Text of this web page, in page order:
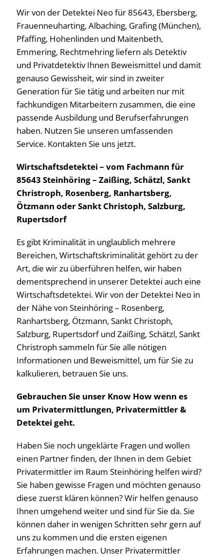
Wir von der Detektei Neo für 85643, Ebersberg,
Frauenneuharting, Albaching, Grafing (München),
Pfaffing, Hohenlinden und Maitenbeth,
Emmering, Rechtmehring liefern als Detektiv
und Privatdetektiv Ihnen Beweismittel und damit
genauso Gewissheit, wir sind in zweiter
Generation für Sie tätig und arbeiten nur mit
fachkundigen Mitarbeitern zusammen, die eine
passende Ausbildung und Berufserfahrungen
haben. Nutzen Sie unseren umfassenden
Service. Kontakten Sie uns jetzt.
Wirtschaftsdetektei – vom Fachmann für
85643 Steinhöring – Zaißing, Schätzl, Sankt
Christroph, Rosenberg, Ranhartsberg,
Ötzmann oder Sankt Christoph, Salzburg,
Rupertsdorf
Es gibt Kriminalität in unglaublich mehrere
Bereichen, Wirtschaftskriminalität gehört zu der
Art, die wir zu überführen helfen, wir haben
dementsprechend in unserer Detektei auch eine
Wirtschaftsdetektei. Wir von der Detektei Neo in
der Nähe von Steinhöring – Rosenberg,
Ranhartsberg, Ötzmann, Sankt Christoph,
Salzburg, Rupertsdorf und Zaißing, Schätzl, Sankt
Christroph sammeln für Sie alle nötigen
Informationen und Beweismittel, um für Sie zu
kalkulieren, betrauen Sie uns.
Gebrauchen Sie unser Know How wenn es
um Privatermittlungen, Privatermittler &
Detektei geht.
Haben Sie noch ungeklärte Fragen und wollen
einen Partner finden, der Ihnen in dem Gebiet
Privatermittler im Raum Steinhöring helfen wird?
Sie haben gewisse Fragen und möchten genauso
diese zuerst klären können? Wir helfen genauso
Ihnen umgehend weiter und sind für Sie da. Sie
können daher in wenigen Schritten sehr gern auf
uns zu kommen und die ersten eigenen
Erfahrungen machen. Unser Privatermittler